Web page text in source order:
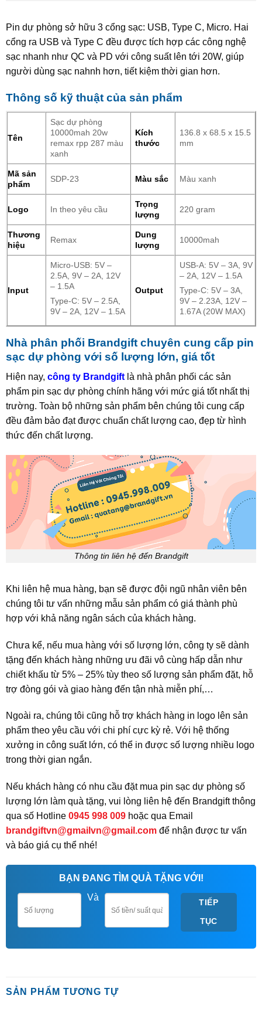
Pin dự phòng sở hữu 3 cổng sạc: USB, Type C, Micro. Hai
cổng ra USB và Type C đều được tích hợp các công nghệ
sạc nhanh như QC và PD với công suất lên tới 20W, giúp
người dùng sạc nahnh hơn, tiết kiệm thời gian hơn.
Thông số kỹ thuật của sản phẩm
Tên
Sạc dự phòng
10000mah 20w
remax rpp 287 màu
xanh
Kích
thước
136.8 x 68.5 x 15.5
mm
Mã sản
phẩm
SDP-23 Màu sắc Màu xanh
Logo In theo yêu cầu
Trọng
lượng
220 gram
Thương
hiệu
Remax
Dung
lượng
10000mah
Input
Micro-USB: 5V –
2.5A, 9V – 2A, 12V
– 1.5A
Type-C: 5V – 2.5A,
9V – 2A, 12V – 1.5A
Output
USB-A: 5V – 3A, 9V
– 2A, 12V – 1.5A
Type-C: 5V – 3A,
9V – 2.23A, 12V –
1.67A (20W MAX)
Nhà phân phối Brandgift chuyên cung cấp pin
sạc dự phòng với số lượng lớn, giá tốt
Hiện nay, công ty Brandgiftlà nhà phân phối các sản
phẩm pin sạc dự phòng chính hãng với mức giá tốt nhất thị
trường. Toàn bộ những sản phẩm bên chúng tôi cung cấp
đều đảm bảo đạt được chuẩn chất lượng cao, đẹp từ hình
thức đến chất lượng.
Thông tin liên hệ đến Brandgift
Khi liên hệ mua hàng, bạn sẽ được đội ngũ nhân viên bên
chúng tôi tư vấn những mẫu sản phẩm có giá thành phù
hợp với khả năng ngân sách của khách hàng.
Chưa kể, nếu mua hàng với số lượng lớn, công ty sẽ dành
tặng đến khách hàng những ưu đãi vô cùng hấp dẫn như
chiết khấu từ 5% – 25% tùy theo số lượng sản phẩm đặt, hỗ
trợ đòng gói và giao hàng đến tận nhà miễn phí,…
Ngoài ra, chúng tôi cũng hỗ trợ khách hàng in logo lên sản
phẩm theo yêu cầu với chi phí cực kỳ rẻ. Với hệ thống
xưởng in công suất lớn, có thể in được số lượng nhiều logo
trong thời gian ngắn.
Nếu khách hàng có nhu cầu đặt mua pin sạc dự phòng số
lượng lớn làm quà tặng, vui lòng liên hệ đến Brandgift thông
qua số Hotline 0945 998 009hoặc qua Email
brandgiftvn@gmailvn@gmail.comđể nhận được tư vấn
và báo giá cụ thể nhé!
BẠN ĐANG TÌM QUÀ TẶNG VỚI!
Và
TIẾP
TỤC
SẢN PHẨM TƯƠNG TỰ